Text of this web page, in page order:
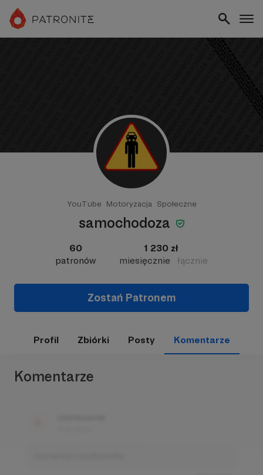
YouTube Motoryzacja Społeczne
samochodoza
60
patronów
1 230 zł
miesięcznie
łącznie
Zostań Patronem
Profil Zbiórki Posty Komentarze
Komentarze